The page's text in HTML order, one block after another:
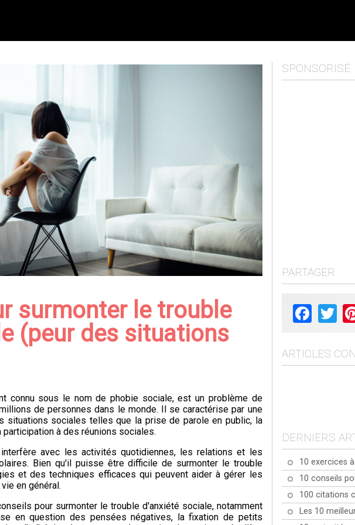
surmonter le trouble
(peur des situations
connu sous le nom de phobie sociale, est un problème de
de personnes dans le monde. Il se caractérise par une
situations sociales telles que la prise de parole en public, la
à des réunions sociales.
avec les activités quotidiennes, les relations et les
Bien qu'il puisse être difficile de surmonter le trouble
et des techniques efficaces qui peuvent aider à gérer les
en général.
pour surmonter le trouble d'anxiété sociale, notamment
en question des pensées négatives, la fixation de petits
SPONSORISÉ
PARTAGER
Facebook
ARTICLES
DERNIERS
10 exercices
10 conseils
100 citations
Les 10